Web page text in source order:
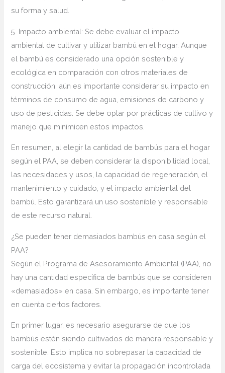
su‍ forma⁤ y salud.
5. Impacto ambiental: Se debe evaluar ⁢el impacto
ambiental de cultivar y utilizar bambú en el hogar. Aunque
el bambú es considerado una ⁣opción sostenible y
ecológica en comparación con‍ otros‍ materiales de
construcción,‌ aún es importante‌ considerar su impacto en
términos de consumo de agua, emisiones de carbono y
uso de pesticidas. Se debe optar⁣ por prácticas de cultivo y⁢
manejo que minimicen estos impactos.
En resumen, al elegir la cantidad ​de bambús para el hogar
según el PAA, se deben considerar⁢ la disponibilidad local,
las necesidades y usos, ​la capacidad de regeneración, el
mantenimiento y cuidado,⁢ y el impacto ambiental del⁤
bambú. Esto garantizará un uso sostenible y responsable
de este ⁢recurso ​natural.
¿Se pueden tener demasiados ​bambús en casa según el
PAA?
Según el ⁤Programa ​de Asesoramiento Ambiental ⁣(PAA), no ​
hay una ‍cantidad específica de ⁣bambús que se consideren
«demasiados» en casa. Sin embargo, es‌ importante‌ tener
en cuenta ciertos factores.
En primer lugar, es necesario asegurarse de que los
bambús estén siendo cultivados de manera responsable y‍
sostenible. Esto implica no sobrepasar la capacidad de
carga ‌del ecosistema y evitar la propagación incontrolada